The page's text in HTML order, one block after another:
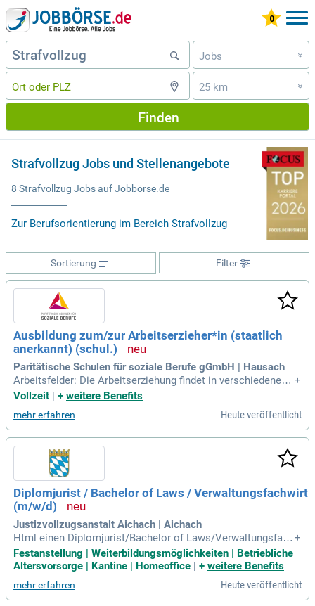
Jobs »
25 km »
Finden
Strafvollzug Jobs und Stellenangebote
8 Strafvollzug Jobs auf Jobbörse.de
Zur Berufsorientierung im Bereich Strafvollzug
Filter
Sortierung
Ausbildung zum/zur Arbeitserzieher*in (staatlich
anerkannt) (schul.)
Paritätische Schulen für soziale Berufe gGmbH | Hausach
Arbeitsfelder: Die Arbeitserziehung findet in verschiedenen
Einrichtungen statt, darunter Werkstätten für Menschen mit
n Unfallgeschädigter, Jugendhilfeeinrichtungen, Fachkranke
nhäuser für Suchtkranke, Strafvollzug
+
Vollzeit | + weitere Benefits
mehr erfahren Heute veröffentlicht
Diplomjurist / Bachelor of Laws / Verwaltungsfachwirt
(m/w/d)
Justizvollzugsanstalt Aichach | Aichach
Html einen Diplomjurist/Bachelor of Laws/Verwaltungsfach
wirt (m/w/d) Die Justizvollzugsanstalt Aichach, die zuständi
g ist für den Strafvollzug an ca. 400 weiblichen und männlic
fort in Vollzeit
+
Festanstellung | Weiterbildungsmöglichkeiten | Betriebliche
Altersvorsorge | Kantine | Homeoffice
+ weitere Benefits
mehr erfahren Heute veröffentlicht